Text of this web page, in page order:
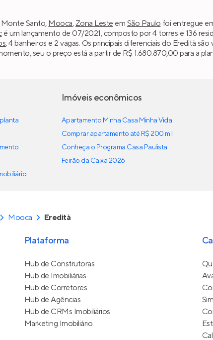
Monte Santo, Mooca, Zona Leste em São Paulo foi entregue
é um lançamento de 07/2021, composto por 4 torres e 136
, 4 banheiros e 2 vagas. Os principais diferenciais do Eredità
seu o preço está a partir de R$ 1.680.870,00 para a
Imóveis econômicos
Apartamento Minha Casa Minha Vida
Comprar apartamento até R$ 200 mil
Conheça o Programa Casa Paulista
Feirão da Caixa 2026
Mooca Eredità
Plataforma
Hub de Construtoras
Hub de Imobiliárias
Hub de Corretores
Hub de Agências
Hub de CRMs Imobiliários
Marketing Imobiliário